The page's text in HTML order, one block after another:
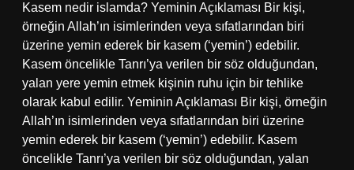
Kasem nedir islamda? Yeminin Açıklaması Bir kişi,
örneğin Allah’ın isimlerinden veya sıfatlarından biri
üzerine yemin ederek bir kasem (‘yemin’) edebilir.
Kasem öncelikle Tanrı’ya verilen bir söz olduğundan,
yalan yere yemin etmek kişinin ruhu için bir tehlike
olarak kabul edilir. Yeminin Açıklaması Bir kişi, örneğin
Allah’ın isimlerinden veya sıfatlarından biri üzerine
yemin ederek bir kasem (‘yemin’) edebilir. Kasem
öncelikle Tanrı’ya verilen bir söz olduğundan, yalan